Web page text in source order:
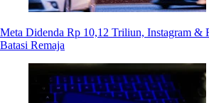
Meta Didenda Rp 10,12 Triliun, Instagram &
Batasi Remaja